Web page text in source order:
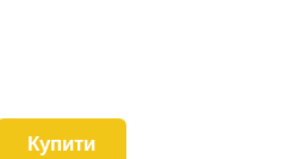
Купити